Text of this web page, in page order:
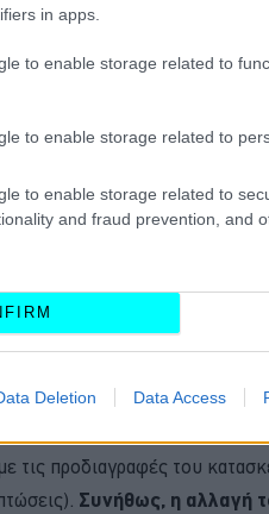
in apps.
to enable storage related to
to enable storage related to
to enable storage related to
and fraud prevention, and
Deletion Data Access
του ιμάντα
τις προδιαγραφές του
Συνήθως, η αλλαγή